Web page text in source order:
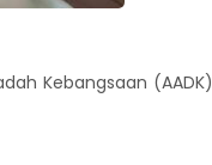
Kebangsaan (AADK)